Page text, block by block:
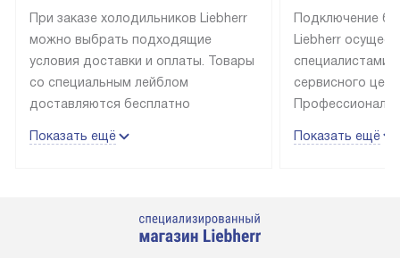
При заказе холодильников Liebherr
можно выбрать подходящие
условия доставки и оплаты. Товары
со специальным лейблом
доставляются бесплатно
до подъезда, выезд за МКАД
в течение трех дней. Доставка
Показать ещё
Подключение
Liebherr
специалистами
сервисного
эксплуатации
Показать ещё